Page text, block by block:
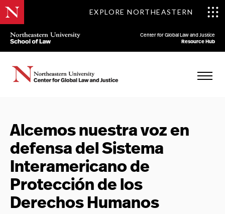
EXPLORE NORTHEASTERN
Center for Global Law and Justice
Resource Hub
Alcemos nuestra voz en
defensa del Sistema
Interamericano de
Protección de los
Derechos Humanos